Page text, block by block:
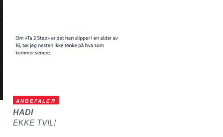
ANBEFALER
HADI
EKKE TVIL!